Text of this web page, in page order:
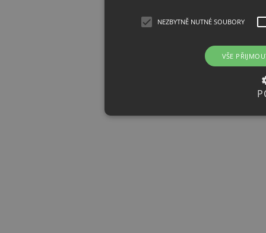
NEZBYTNĚ NUTNÉ SOUBORY
VŠE